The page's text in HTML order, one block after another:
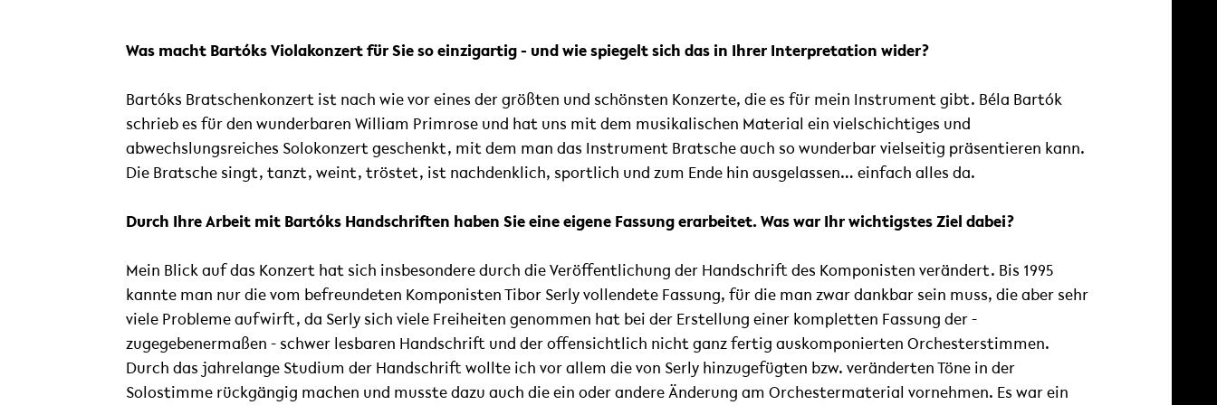
Was macht Bartóks Violakonzert für Sie so einzigartig - und wie spiegelt sich das in Ihrer Interpretation wider?
Bartóks Bratschenkonzert ist nach wie vor eines der größten und schönsten Konzerte, die es für mein Instrument gibt. Béla Bartók
schrieb es für den wunderbaren William Primrose und hat uns mit dem musikalischen Material ein vielschichtiges und
abwechslungsreiches Solokonzert geschenkt, mit dem man das Instrument Bratsche auch so wunderbar vielseitig präsentieren kann.
Die Bratsche singt, tanzt, weint, tröstet, ist nachdenklich, sportlich und zum Ende hin ausgelassen… einfach alles da.
Durch Ihre Arbeit mit Bartóks Handschriften haben Sie eine eigene Fassung erarbeitet. Was war Ihr wichtigstes Ziel dabei?
Mein Blick auf das Konzert hat sich insbesondere durch die Veröffentlichung der Handschrift des Komponisten verändert. Bis 1995
kannte man nur die vom befreundeten Komponisten Tibor Serly vollendete Fassung, für die man zwar dankbar sein muss, die aber sehr
viele Probleme aufwirft, da Serly sich viele Freiheiten genommen hat bei der Erstellung einer kompletten Fassung der -
zugegebenermaßen - schwer lesbaren Handschrift und der offensichtlich nicht ganz fertig auskomponierten Orchesterstimmen.
Durch das jahrelange Studium der Handschrift wollte ich vor allem die von Serly hinzugefügten bzw. veränderten Töne in der
Solostimme rückgängig machen und musste dazu auch die ein oder andere Änderung am Orchestermaterial vornehmen. Es war ein